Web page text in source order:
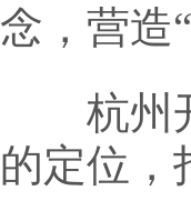
念，营造
杭州开
的定位，